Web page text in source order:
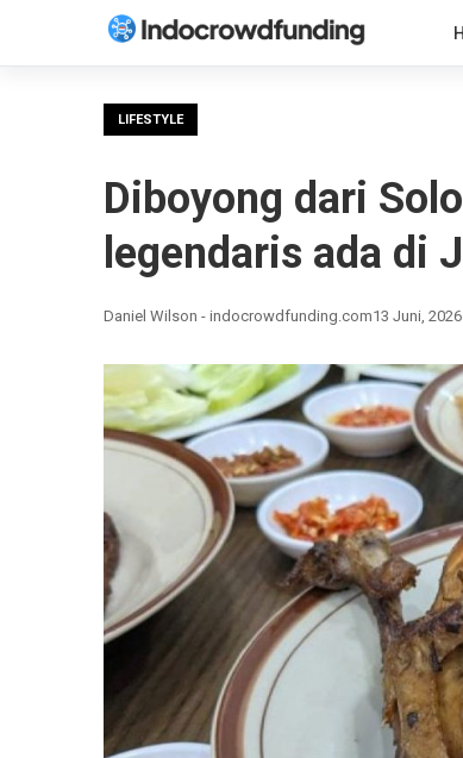
LIFESTYLE
Diboyong dari
legendaris ada di
Daniel Wilson - indocrowdfunding.com13 Juni, 2026